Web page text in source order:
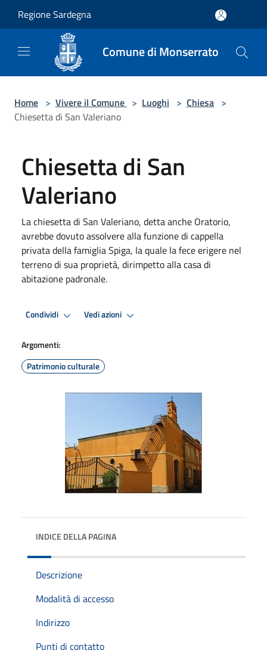
Regione Sardegna
Comune di Monserrato
Home > Vivere il Comune > Luoghi > Chiesa >
Chiesetta di San Valeriano
Chiesetta di San
Valeriano
La chiesetta di San Valeriano, detta anche Oratorio,
avrebbe dovuto assolvere alla funzione di cappella
privata della famiglia Spiga, la quale la fece erigere nel
terreno di sua proprietà, dirimpetto alla casa di
abitazione padronale.
Condividi Vedi azioni
Argomenti:
Patrimonio culturale
INDICE DELLA PAGINA
Descrizione
Modalità di accesso
Indirizzo
Punti di contatto